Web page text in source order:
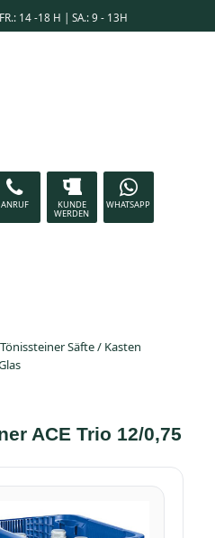
14 -18 H | SA.: 9 - 13H
ANRUF KUNDE
WERDEN
WHATSAPP
Tönissteiner Säfte/ Kasten
ACE Trio 12/0,75